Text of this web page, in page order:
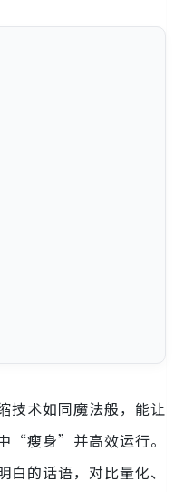
技术如同魔法般，能让
“瘦身”并高效运行。
的话语，对比量化、